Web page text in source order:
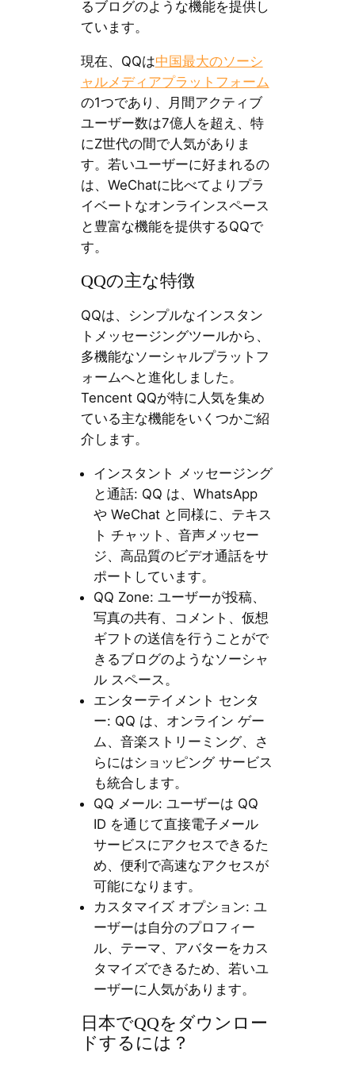
るブログのような機能を提供し
ています。
現在、QQは中国最大のソーシ
ャルメディアプラットフォーム
の1つであり、月間アクティブ
ユーザー数は7億人を超え、特
にZ世代の間で人気がありま
す。若いユーザーに好まれるの
は、WeChatに比べてよりプラ
イベートなオンラインスペース
と豊富な機能を提供するQQで
す。
QQの主な特徴
QQは、シンプルなインスタン
トメッセージングツールから、
多機能なソーシャルプラットフ
ォームへと進化しました。
Tencent QQが特に人気を集め
ている主な機能をいくつかご紹
介します。
インスタント メッセージング
と通話: QQ は、WhatsApp
や WeChat と同様に、テキス
ト チャット、音声メッセー
ジ、高品質のビデオ通話をサ
ポートしています。
QQ Zone: ユーザーが投稿、
写真の共有、コメント、仮想
ギフトの送信を行うことがで
きるブログのようなソーシャ
ル スペース。
エンターテイメント センタ
ー: QQ は、オンライン ゲー
ム、音楽ストリーミング、さ
らにはショッピング サービス
も統合します。
QQ メール: ユーザーは QQ
ID を通じて直接電子メール
サービスにアクセスできるた
め、便利で高速なアクセスが
可能になります。
カスタマイズ オプション: ユ
ーザーは自分のプロフィー
ル、テーマ、アバターをカス
タマイズできるため、若いユ
ーザーに人気があります。
日本でQQをダウンロー
ドするには？